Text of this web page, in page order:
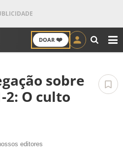
DOAR ❤️
sobre
2: O culto
editores